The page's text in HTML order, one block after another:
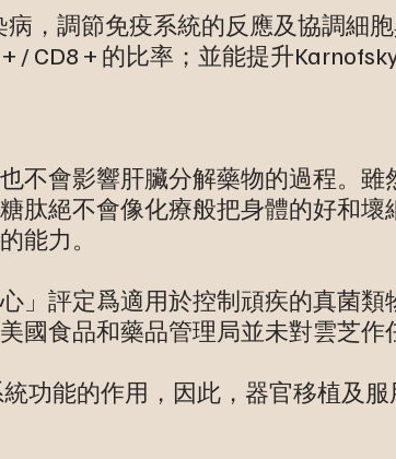
，調節免疫系統的反應及協調細
/ CD8 + 的比率；並能提升Karnofsky
不會影響肝臟分解藥物的過程。雖
肽絕不會像化療般把身體的好和壞
能力。
」評定爲適用於控制頑疾的真菌類
國食品和藥品管理局並未對雲芝作
功能的作用，因此，器官移植及